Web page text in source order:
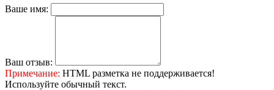
Ваше имя:
Ваш отзыв:
Примечание: HTML разметка не поддерживается!
Используйте обычный текст.